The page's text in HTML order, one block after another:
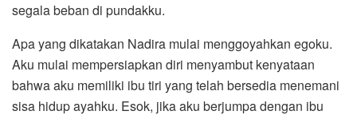
segala beban di pundakku.
Apa yang dikatakan Nadira mulai menggoyahkan egoku.
Aku mulai mempersiapkan diri menyambut kenyataan
bahwa aku memiliki ibu tiri yang telah bersedia menemani
sisa hidup ayahku. Esok, jika aku berjumpa dengan ibu